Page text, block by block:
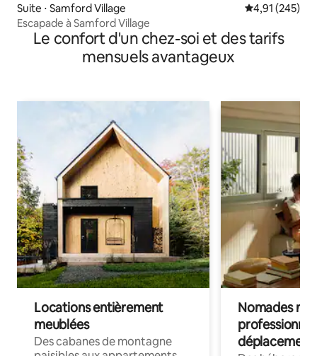
Suite ⋅ Samford Village Évaluation
4,91 (245)
Escapade à Samford Village
Le confort d'un chez-soi et des tarifs
mensuels avantageux
Locations entièrement
meublées
Des cabanes de montagne
Nomades
déplacement